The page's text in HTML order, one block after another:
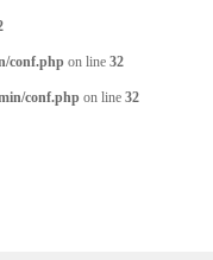
conf.php on line 32
conf.php on line 32